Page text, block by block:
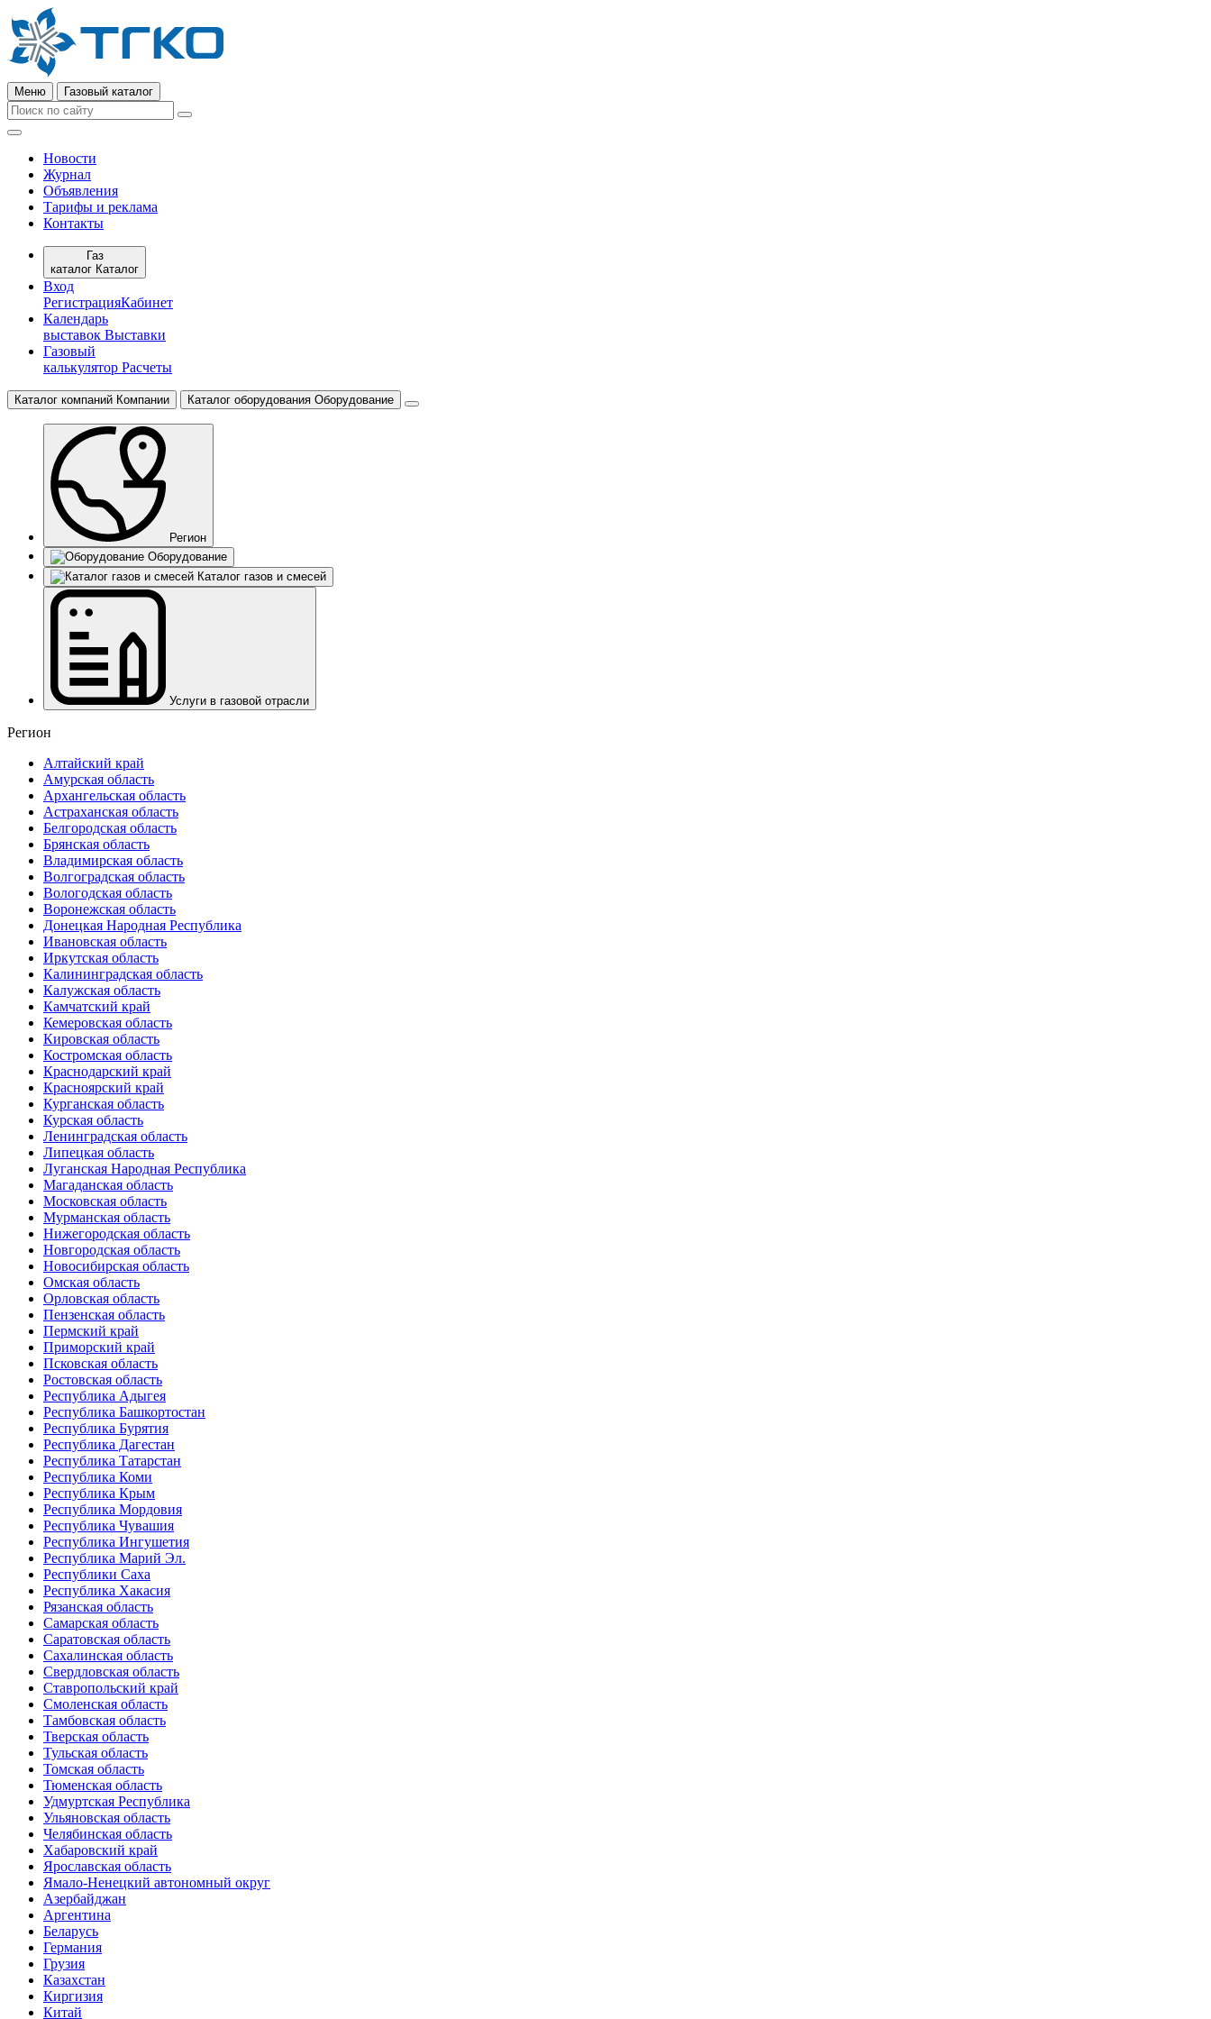
Меню Газовый каталог
Новости
Журнал
Объявления
Тарифы и реклама
Контакты
Газ
каталог Каталог
Вход
РегистрацияКабинет
Календарь
выставок Выставки
Газовый
калькулятор Расчеты
Каталог компаний Компании Каталог оборудования Оборудование
Регион
Оборудование
Каталог газов и смесей
Услуги в газовой отрасли
Регион
Алтайский край
Амурская область
Архангельская область
Астраханская область
Белгородская область
Брянская область
Владимирская область
Волгоградская область
Вологодская область
Воронежская область
Донецкая Народная Республика
Ивановская область
Иркутская область
Калининградская область
Калужская область
Камчатский край
Кемеровская область
Кировская область
Костромская область
Краснодарский край
Красноярский край
Курганская область
Курская область
Ленинградская область
Липецкая область
Луганская Народная Республика
Магаданская область
Московская область
Мурманская область
Нижегородская область
Новгородская область
Новосибирская область
Омская область
Орловская область
Пензенская область
Пермский край
Приморский край
Псковская область
Ростовская область
Республика Адыгея
Республика Башкортостан
Республика Бурятия
Республика Дагестан
Республика Татарстан
Республика Коми
Республика Крым
Республика Мордовия
Республика Чувашия
Республика Ингушетия
Республика Марий Эл.
Республики Саха
Республика Хакасия
Рязанская область
Самарская область
Саратовская область
Сахалинская область
Свердловская область
Ставропольский край
Смоленская область
Тамбовская область
Тверская область
Тульская область
Томская область
Тюменская область
Удмуртская Республика
Ульяновская область
Челябинская область
Хабаровский край
Ярославская область
Ямало-Ненецкий автономный округ
Азербайджан
Аргентина
Беларусь
Германия
Грузия
Казахстан
Киргизия
Китай